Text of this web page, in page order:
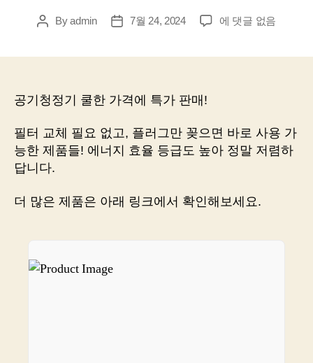
PostByadmin
Post7월 24, 2024
공
몰
추
천!
한
에 댓글 없음
공기청정기 쿨한 가격에 특가 판매!
필터 교체 필요 없고, 플러그만 꽂으면 바로 사용 가
능한 제품들! 에너지 효율 등급도 높아 정말 저렴하
답니다.
더 많은 제품은 아래 링크에서 확인해보세요.